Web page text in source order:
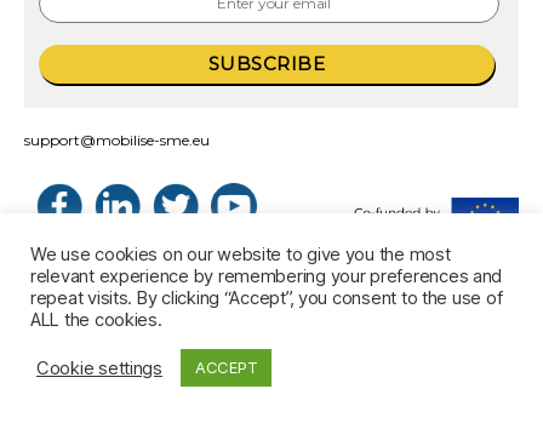
support@mobilise-sme.eu
We use cookies on our website to give you the most
relevant experience by remembering your preferences and
repeat visits. By clicking “Accept”, you consent to the use of
ALL the cookies.
Cookie settings ACCEPT